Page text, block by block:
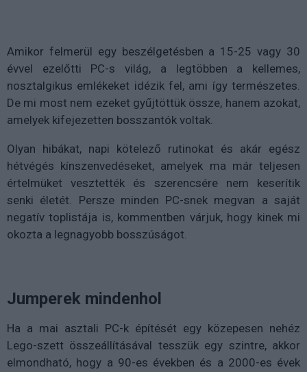
Amikor felmerül egy beszélgetésben a 15-25 vagy 30
évvel ezelőtti PC-s világ, a legtöbben a kellemes,
nosztalgikus emlékeket idézik fel, ami így természetes.
De mi most nem ezeket gyűjtöttük össze, hanem azokat,
amelyek kifejezetten bosszantók voltak.
Olyan hibákat, napi kötelező rutinokat és akár egész
hétvégés kínszenvedéseket, amelyek ma már teljesen
értelmüket vesztették és szerencsére nem keserítik
senki életét. Persze minden PC-snek megvan a saját
negatív toplistája is, kommentben várjuk, hogy kinek mi
okozta a legnagyobb bosszúságot.
Jumperek mindenhol
Ha a mai asztali PC-k építését egy közepesen nehéz
Lego-szett összeállításával tesszük egy szintre, akkor
elmondható, hogy a 90-es években és a 2000-es évek